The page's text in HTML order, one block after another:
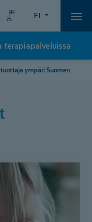
FI
terapiapalveluissa
ympäri Suomen